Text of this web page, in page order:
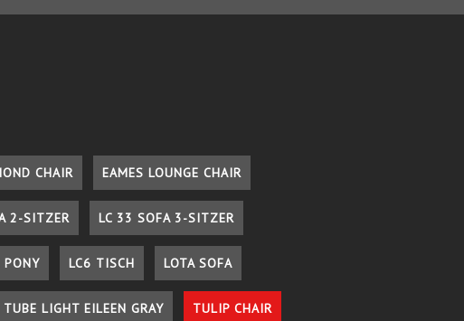
CHAIR EAMES LOUNGE CHAIR
2-SITZER LC 33 SOFA 3-SITZER
PONY LC6 TISCH LOTA SOFA
TUBE LIGHT EILEEN GRAY TULIP CHAIR